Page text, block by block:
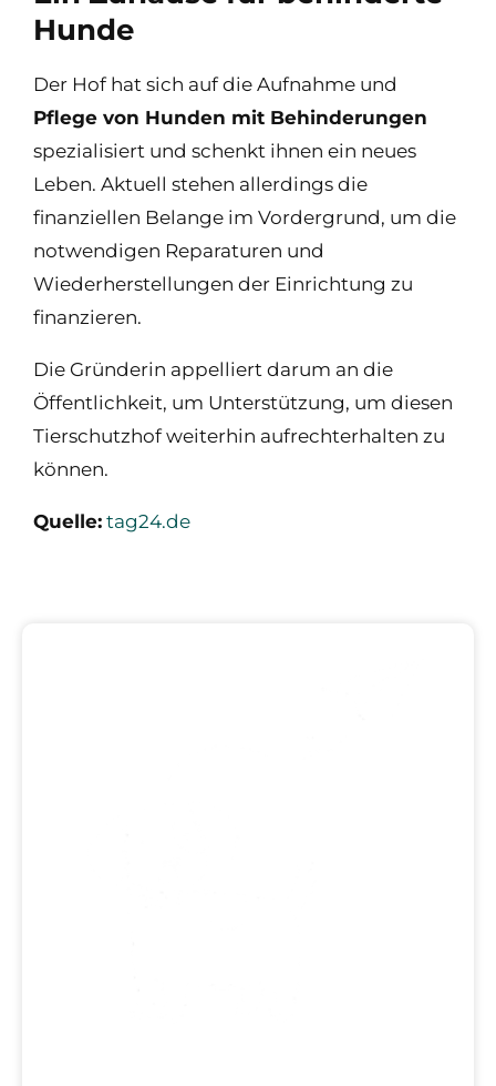
Hunde
Der Hof hat sich auf die Aufnahme und
Pflege von Hunden mit Behinderungen
spezialisiert und schenkt ihnen ein neues
Leben. Aktuell stehen allerdings die
finanziellen Belange im Vordergrund, um die
notwendigen Reparaturen und
Wiederherstellungen der Einrichtung zu
finanzieren.
Die Gründerin appelliert darum an die
Öffentlichkeit, um Unterstützung, um diesen
Tierschutzhof weiterhin aufrechterhalten zu
können.
Quelle: tag24.de